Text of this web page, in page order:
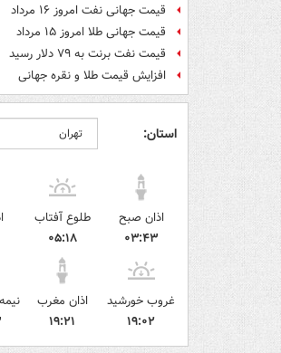
قیمت جهانی نفت امروز ۱۶ مرداد
قیمت جهانی طلا امروز ۱۵ مرداد
قیمت نفت برنت به ۷۹ دلار رسید
افزایش قیمت طلا و نقره جهانی
استان:
اذان صبح
۰۳:۴۳
طلوع آفتاب
۰۵:۱۸
غروب خورشید
۱۹:۰۲
اذان مغرب
۱۹:۲۱